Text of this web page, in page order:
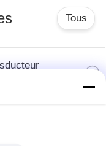
Tous
de niveau